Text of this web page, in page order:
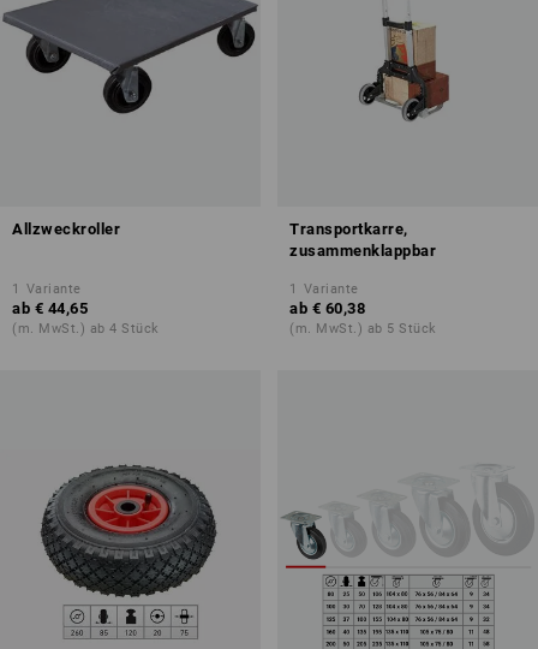
Allzweckroller
1 Variante
ab € 44,65
(m. MwSt.) ab 4 Stück
Transportkarre,
zusammenklappbar
1 Variante
ab € 60,38
(m. MwSt.) ab 5 Stück